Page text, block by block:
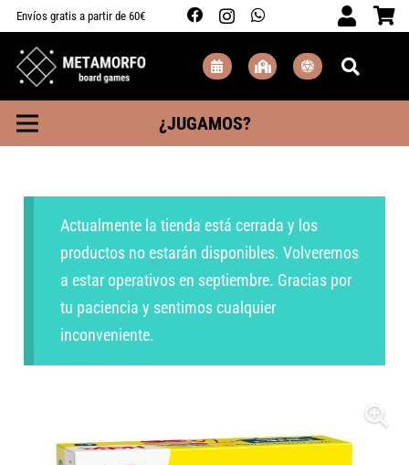
Envíos gratis a partir de 60€
¿JUGAMOS?
Actualmente la tienda está cerrada y los
productos no estarán disponibles. Volveremos
a estar operativos en septiembre. Gracias por
tu paciencia y sentimos cualquier
inconveniente.